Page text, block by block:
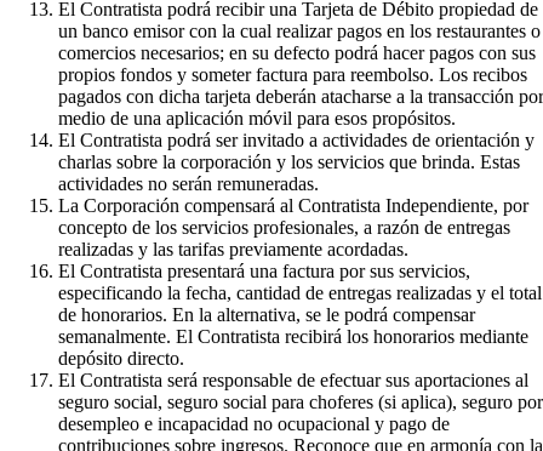
El Contratista podrá recibir una Tarjeta de Débito propiedad de
un banco emisor con la cual realizar pagos en los restaurantes o
comercios necesarios; en su defecto podrá hacer pagos con sus
propios fondos y someter factura para reembolso. Los recibos
pagados con dicha tarjeta deberán atacharse a la transacción por
medio de una aplicación móvil para esos propósitos.
El Contratista podrá ser invitado a actividades de orientación y
charlas sobre la corporación y los servicios que brinda. Estas
actividades no serán remuneradas.
La Corporación compensará al Contratista Independiente, por
concepto de los servicios profesionales, a razón de entregas
realizadas y las tarifas previamente acordadas.
El Contratista presentará una factura por sus servicios,
especificando la fecha, cantidad de entregas realizadas y el total
de honorarios. En la alternativa, se le podrá compensar
semanalmente. El Contratista recibirá los honorarios mediante
depósito directo.
El Contratista será responsable de efectuar sus aportaciones al
seguro social, seguro social para choferes (si aplica), seguro por
desempleo e incapacidad no ocupacional y pago de
contribuciones sobre ingresos. Reconoce que en armonía con la